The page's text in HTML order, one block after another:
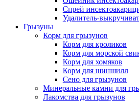
Спрей
Удалитель-
Грызуны
Корм для грызунов
Корм для кроликов
Корм для морской
Корм для хомяков
Корм для шиншилл
Сено для грызунов
Минеральные камни для
Лакомства для грызунов